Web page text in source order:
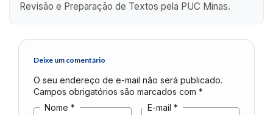
Revisão e Preparação de Textos pela PUC Minas.
Deixe um comentário
O seu endereço de e-mail não será publicado.
Campos obrigatórios são marcados com *
Nome * E-mail *